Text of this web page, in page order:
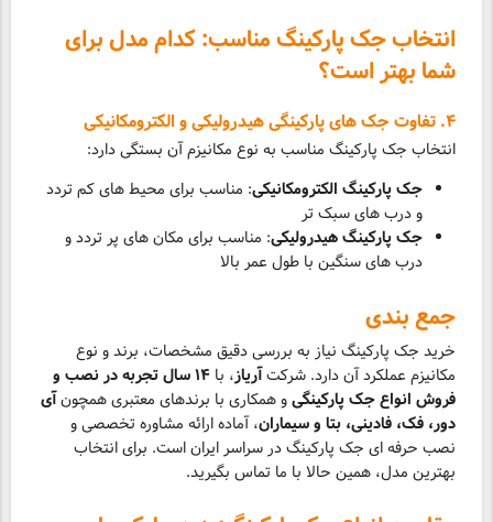
انتخاب جک پارکینگ مناسب: کدام مدل برای
شما بهتر است؟
۴. تفاوت جک های پارکینگی هیدرولیکی و الکترومکانیکی
انتخاب جک پارکینگ مناسب به نوع مکانیزم آن بستگی دارد:
جک پارکینگ الکترومکانیکی: مناسب برای محیط های کم تردد
و درب های سبک تر
جک پارکینگ هیدرولیکی: مناسب برای مکان های پر تردد و
درب های سنگین با طول عمر بالا
جمع بندی
خرید جک پارکینگ نیاز به بررسی دقیق مشخصات، برند و نوع
مکانیزم عملکرد آن دارد. شرکتآریاز، با
۱۴ سال تجربه در نصب و
فروش انواع جک پارکینگیو همکاری با برندهای معتبری همچونآی
دور، فک، فادینی، بتا و سیماران، آماده ارائه مشاوره تخصصی و
نصب حرفه ای جک پارکینگ در سراسر ایران است. برای انتخاب
بهترین مدل، همین حالا با ما تماس بگیرید.